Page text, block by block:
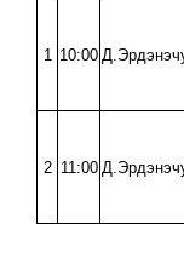
1 10:00
2 11:00